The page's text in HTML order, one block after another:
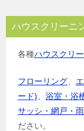
ハウスクリーニ
各種ハウスクリ
フローリング
ード)
浴室・浴
サッシ・網戸・
ださい。